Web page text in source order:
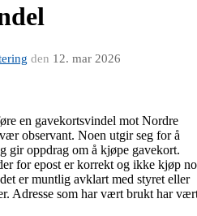
den 12. mar 2026
en gavekortsvindel mot Nordre
observant. Noen utgir seg for å
gir oppdrag om å kjøpe gavekort.
for epost er korrekt og ikke kjøp
er muntlig avklart med styret eller
Adresse som har vært brukt har